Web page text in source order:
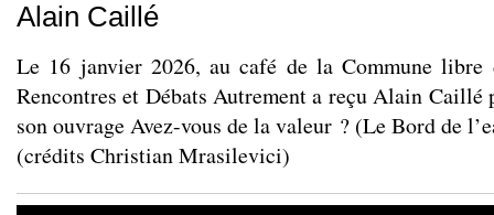
Alain Caillé
Le 16 janvier 2026, au café de la Commune libre
Rencontres et Débats Autrement a reçu Alain Caillé
son ouvrage Avez-vous de la valeur ? (Le Bord de
(crédits Christian Mrasilevici)